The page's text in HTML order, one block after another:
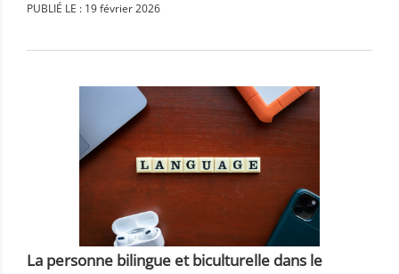
PUBLIÉ LE : 19 février 2026
La personne bilingue et biculturelle dans le